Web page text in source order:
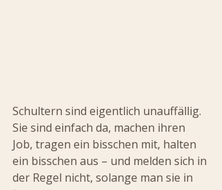
Schultern sind eigentlich unauffällig.
Sie sind einfach da, machen ihren
Job, tragen ein bisschen mit, halten
ein bisschen aus – und melden sich in
der Regel nicht, solange man sie in